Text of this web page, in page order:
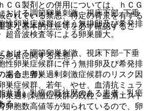
ＣＧ製剤との併用については、ｈＣＧ
されている禁忌、特定の背景を有する
要な基本的注意等を必ず確認するこ
患者に関する注意）
ある患者）
通〉乳癌の既往歴のある患者：乳癌
る。
ける調節卵巣刺激、視床下部−下垂
性卵巣症候群に伴う無排卵及び希発排
超音波検査等による卵巣腫大。
おける調節卵巣刺激、視床下部−下垂
性卵巣症候群に伴う無排卵及び希発排
場合、卵巣過剰刺激症候群のリスク因
巣症候群、若年、やせ、血清抗ミュラ
巣過剰刺激症候群の既往、血清エスト
卵胞数高値等が知られているので、卵